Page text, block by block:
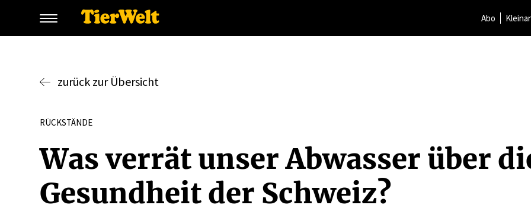
Abo
zurück zur Übersicht
RÜCKSTÄNDE
Was verrät unser Abwasser über
Gesundheit der Schweiz?